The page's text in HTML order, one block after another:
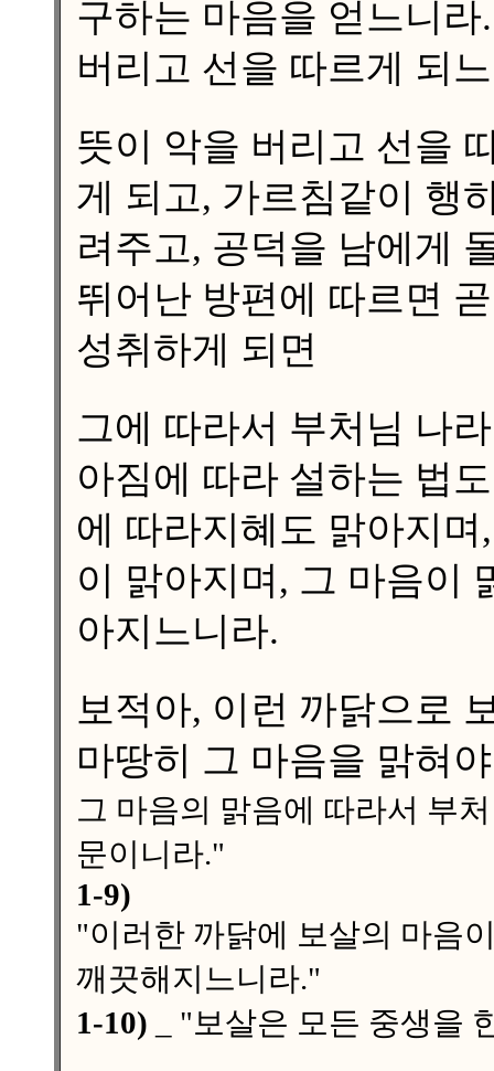
구하는 마음을 얻느니
버리고 선을 따르게 되
뜻이 악을 버리고 선을
게 되고, 가르침같이 행
려주고, 공덕을 남에게
뛰어난 방편에 따르면
성취하게 되면
그에 따라서 부처님 나
아짐에 따라 설하는 법
에 따라지혜도 맑아지
이 맑아지며, 그 마음이
아지느니라.
보적아, 이런 까닭으로
마땅히 그 마음을 맑혀
그 마음의 맑음에 따라서 부
문이니라."
1-9)
"이러한 까닭에 보살의 마음
깨끗해지느니라."
1-10) _ "보살은 모든 중생을